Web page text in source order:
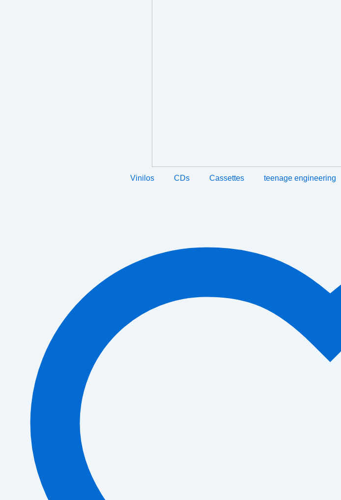
Vinilos CDs Cassettes teenage engineering